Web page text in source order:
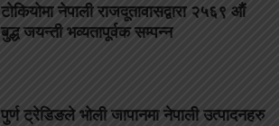
टोकियोमा नेपाली राजदूतावासद्वारा २५६९ औं
बुद्ध जयन्ती भव्यतापूर्वक सम्पन्न
पुर्ण ट्रेडिङले भोली जापानमा नेपाली उत्पादनहरु